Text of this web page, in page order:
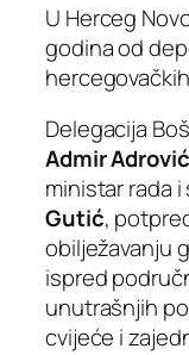
U Herceg
godina od
Delegacija
Admir Adrović
ministar rada
Gutić,
obilježavanju
ispred
unutrašnjih
cvijeće i